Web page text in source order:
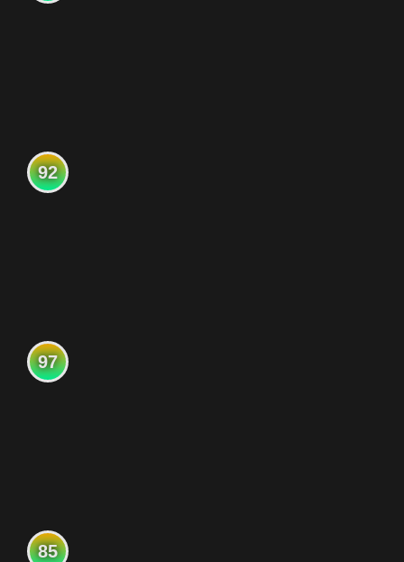
92
97
85